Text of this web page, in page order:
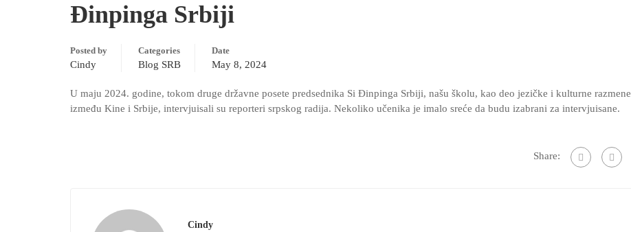
Đinpinga Srbiji
Posted by
Cindy
Categories
Blog SRB
Date
May 8, 2024
U maju 2024. godine, tokom druge državne posete predsednika Si Đinpinga Srbiji, našu školu, kao deo jezičke i kulturne razmene
između Kine i Srbije, intervjuisali su reporteri srpskog radija. Nekoliko učenika je imalo sreće da budu izabrani za intervjuisane.
Share:
Cindy